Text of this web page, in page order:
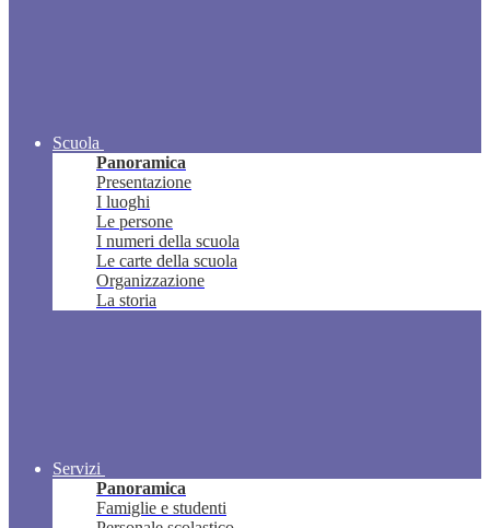
Scuola
Panoramica
Presentazione
I luoghi
Le persone
I numeri della scuola
Le carte della scuola
Organizzazione
La storia
Servizi
Panoramica
Famiglie e studenti